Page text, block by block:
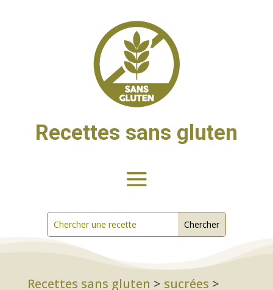
Recettes sans gluten
Recettes sans gluten > sucrées >